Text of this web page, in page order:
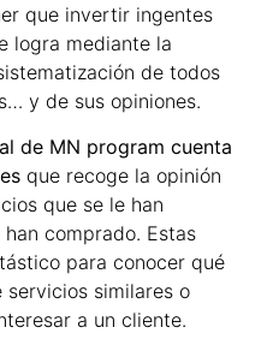
que invertir ingentes
logra mediante la
de todos
y de sus opiniones.
de MN program cuenta
que recoge la opinión
que se le han
comprado. Estas
para conocer qué
servicios similares o
a un cliente.